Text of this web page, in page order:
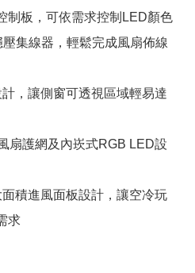
制板，可依需求控制LED顏色
集線器，輕鬆完成風扇佈線
，讓側窗可透視區域輕易達
扇護網及內崁式RGB LED設
積進風面板設計，讓空冷玩
求